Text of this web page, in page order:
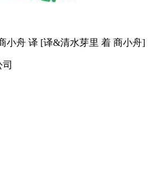
小舟 译 [译&清水芽里 着 商小舟]